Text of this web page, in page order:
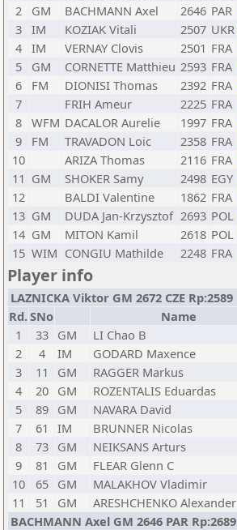
2
GM BACHMANN Axel 2646 PAR
3 IM KOZIAK Vitali 2507 UKR
4 IM VERNAY Clovis 2501 FRA
5
GM CORNETTE Matthieu 2593 FRA
6
FM DIONISI Thomas 2392 FRA
7
FRIH Ameur 2225 FRA
8 WFM DACALOR Aurelie 1997 FRA
9
FM TRAVADON Loic 2358 FRA
10
ARIZA Thomas 2116 FRA
11 GM SHOKER Samy 2498 EGY
12
BALDI Valentine 1862 FRA
13 GM DUDA Jan-Krzysztof 2693 POL
14 GM MITON Kamil 2618 POL
15 WIM CONGIU Mathilde 2248 FRA
Player info
LAZNICKA Viktor GM 2672 CZE Rp:2589
Rd.SNo Name
1
33 GM LI Chao B
2
4 IM GODARD Maxence
3
11 GM RAGGER Markus
4
20 GM ROZENTALIS Eduardas
5
89 GM NAVARA David
7
61 IM BRUNNER Nicolas
8
73 GM NEIKSANS Arturs
9
81 GM FLEAR Glenn C
10
65 GM MALAKHOV Vladimir
11
51 GM ARESHCHENKO Alexander
BACHMANN Axel GM 2646 PAR Rp:2689